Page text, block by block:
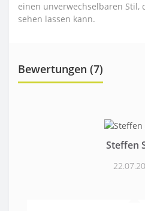
einen unverwechselbaren Stil,
sehen lassen kann.
Bewertungen (7)
Steffen